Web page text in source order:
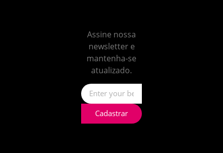
Assine nossa
newsletter e
mantenha-se
atualizado.
Cadastrar